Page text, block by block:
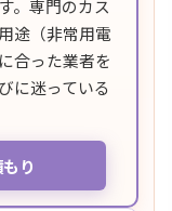
。専門のカス
途（非常用電
合った業者を
に迷っている
り